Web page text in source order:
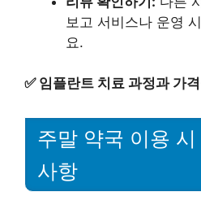
보고 서비스나 운영
요.
✅ 임플란트 치료 과정과 가
주말 약국 이용
사항